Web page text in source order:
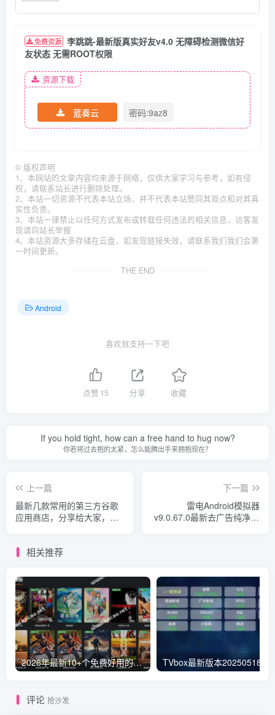
免费资源 李跳跳-最新版真实好友v4.0 无障碍检测微信好
友状态 无需ROOT权限
资源下载
蓝奏云 密码:9az8
© 版权声明
1、本网站的文章内容均来源于网络，仅供大家学习与参考，如有侵
权，请联系站长进行删除处理。
2、本站一切资源不代表本站立场，并不代表本站赞同其观点和对其真
实性负责。
3、本站一律禁止以任何方式发布或转载任何违法的相关信息，访客发
现请向站长举报
4、本站资源大多存储在云盘，如发现链接失效，请联系我们我们会第
一时间更新。
THE END
Android
喜欢就支持一下吧
点赞 15 分享 收藏
If you hold tight, how can a free hand to hug now?
你若将过去抱的太紧，怎么能腾出手来拥抱现在？
上一篇
最新几款常用的第三方谷歌
应用商店，分享给大家，再
下一篇
雷电Android模拟器
v9.0.67.0最新去广告纯净PJ
相关推荐
2026年最新10+个免费好用的视频电影网站-免VIP一网打尽，持续更新
评论 抢沙发